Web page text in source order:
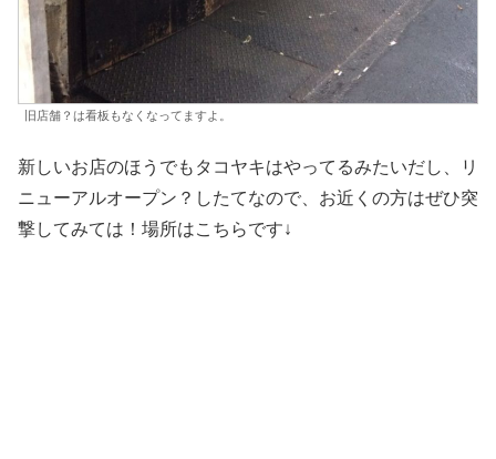
旧店舗？は看板もなくなってますよ。
新しいお店のほうでもタコヤキはやってるみたいだし、リ
ニューアルオープン？したてなので、お近くの方はぜひ突
撃してみては！場所はこちらです↓